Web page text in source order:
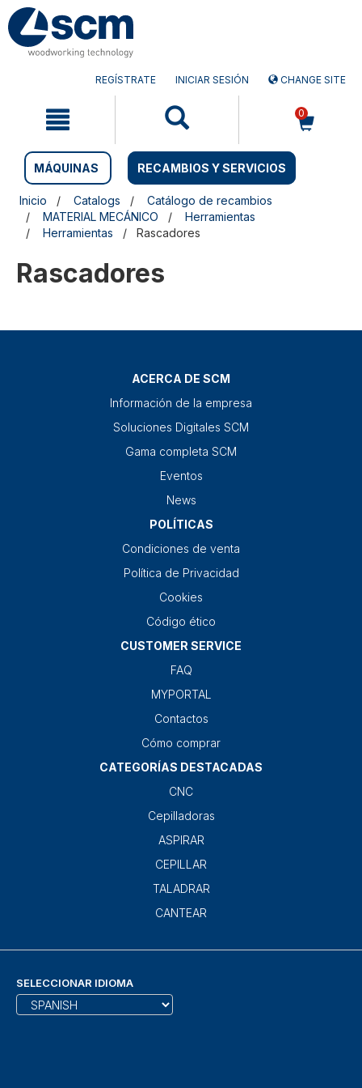
Saltar
contenido
Saltar
menú
REGÍSTRATE INICIAR SESIÓN CHANGE SITE
0
MÁQUINAS RECAMBIOS Y SERVICIOS
Inicio Catalogs
Catálogo de recambios
MATERIAL MECÁNICO
Herramientas
Herramientas
Rascadores
Rascadores
ACERCA DE SCM
Información de la empresa
Soluciones Digitales SCM
Gama completa SCM
Eventos
News
POLÍTICAS
Condiciones de venta
Política de Privacidad
Cookies
Código ético
CUSTOMER SERVICE
FAQ
MYPORTAL
Contactos
Cómo comprar
CATEGORÍAS DESTACADAS
CNC
Cepilladoras
ASPIRAR
CEPILLAR
TALADRAR
CANTEAR
SELECCIONAR IDIOMA